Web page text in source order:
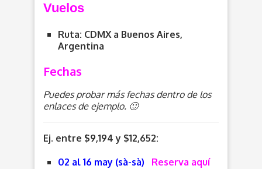
Vuelos
Ruta: CDMX a Buenos Aires,
Argentina
Fechas
Puedes probar más fechas dentro de los
enlaces de ejemplo. 🙂
Ej. entre $9,194 y $12,652:
02 al 16 may (sà-sà) Reserva aquí